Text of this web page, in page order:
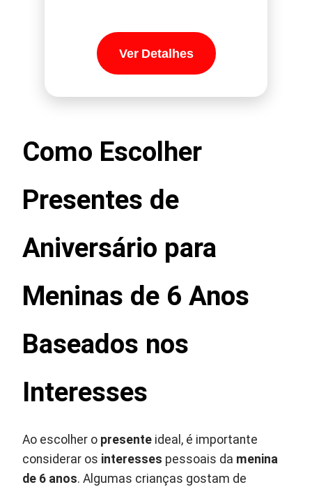
Ver Detalhes
Como Escolher
Presentes de
Aniversário para
Meninas de 6 Anos
Baseados nos
Interesses
Ao escolher o presente ideal, é importante
considerar os interesses pessoais da menina
de 6 anos. Algumas crianças gostam de